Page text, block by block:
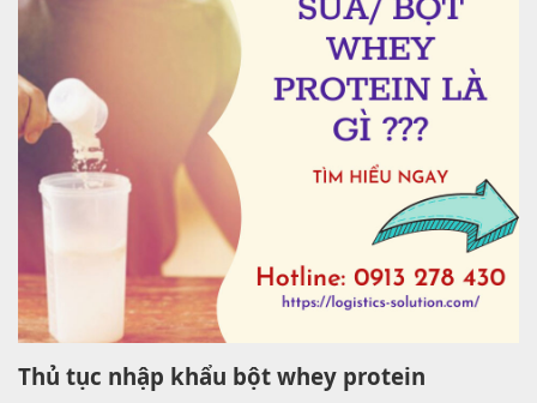
Thủ tục nhập khẩu bột whey protein